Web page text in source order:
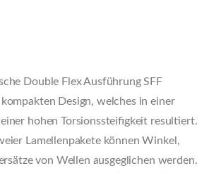
Double Flex Ausführung SFF
Design, welches in einer
hohen Torsionssteifigkeit resultiert.
Lamellenpakete können Winkel,
von Wellen ausgeglichen werden.